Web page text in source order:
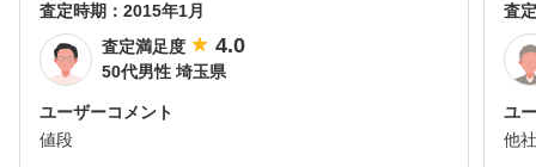
査定時期： 2015年1月
査定満足度
4.0
50代男性 埼玉県
ユーザーコメント
値段
査
ユ
他